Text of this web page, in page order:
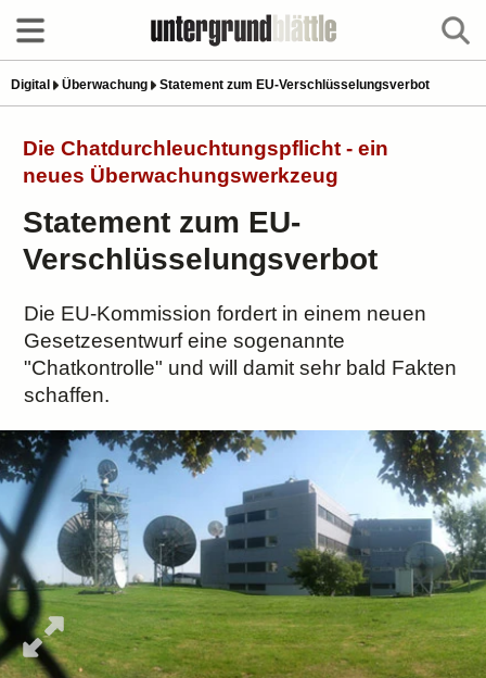
Digital Überwachung Statement zum EU-Verschlüsselungsverbot
Die Chatdurchleuchtungspflicht - ein
neues Überwachungswerkzeug
Statement zum EU-
Verschlüsselungsverbot
Die EU-Kommission fordert in einem neuen
Gesetzesentwurf eine sogenannte
"Chatkontrolle" und will damit sehr bald Fakten
schaffen.